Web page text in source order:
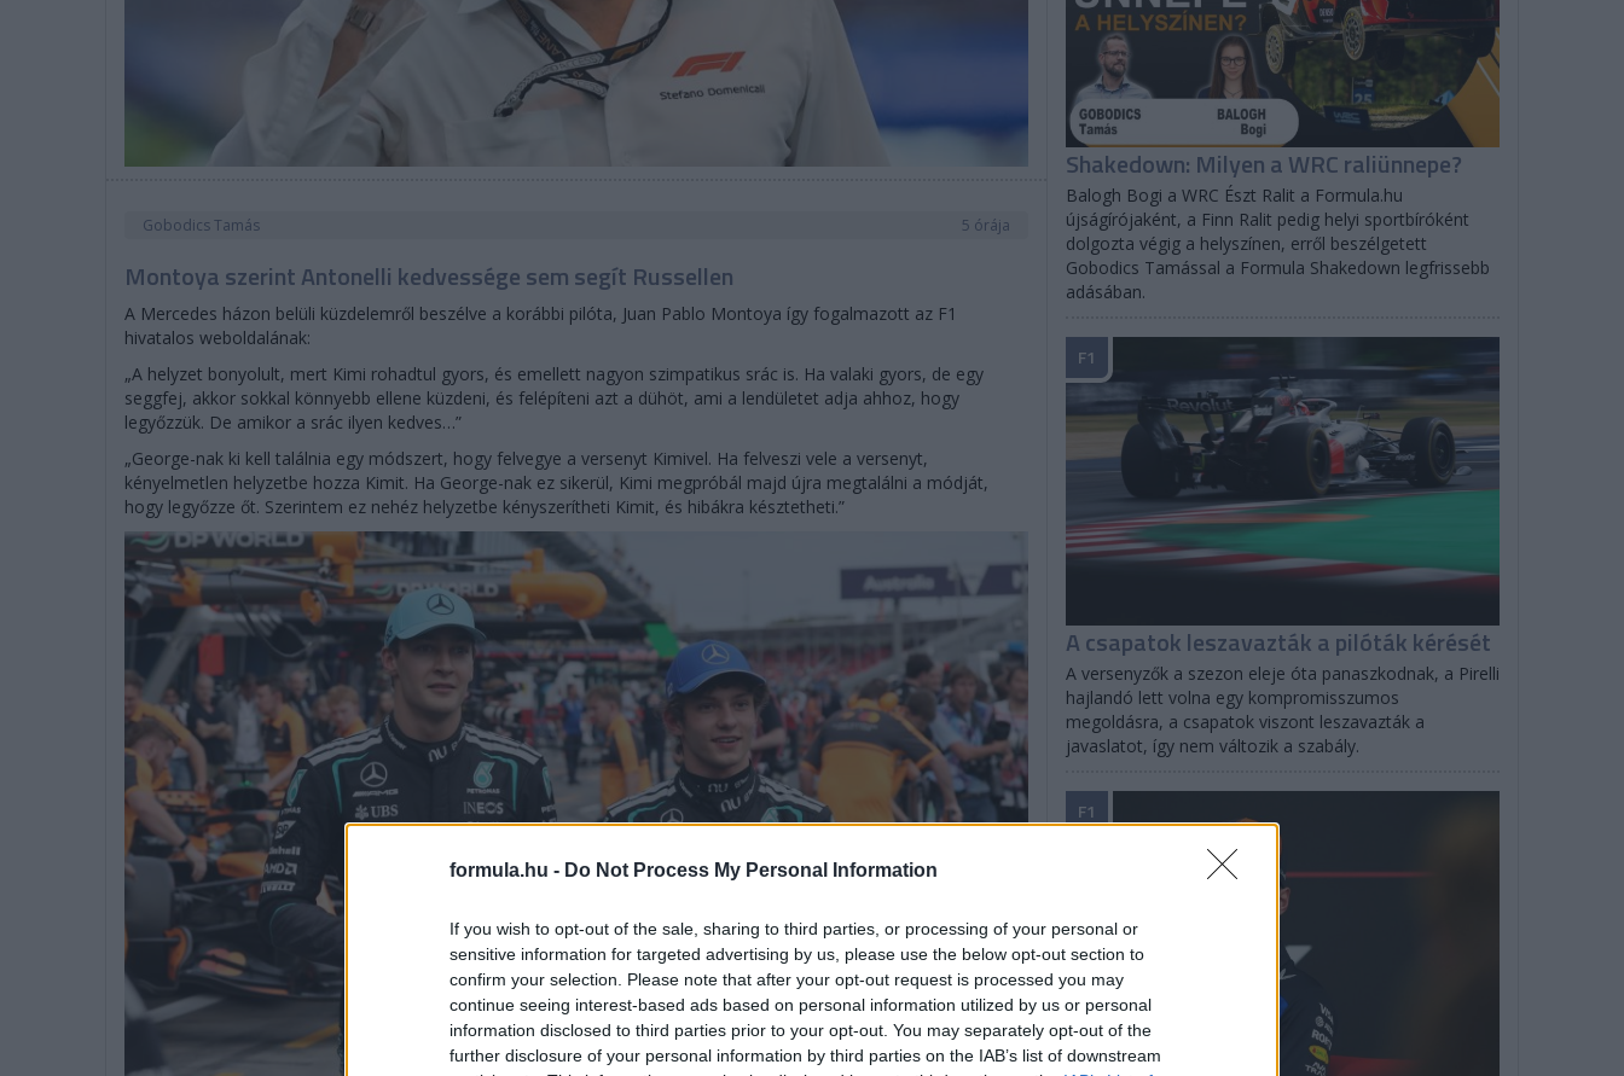
formula.hu - Do Not Process My Personal Information
If you wish to opt-out of the sale, sharing to third parties, or processing of your personal or
sensitive information for targeted advertising by us, please use the below opt-out section to
confirm your selection. Please note that after your opt-out request is processed you may
continue seeing interest-based ads based on personal information utilized by us or personal
information disclosed to third parties prior to your opt-out. You may separately opt-out of the
further disclosure of your personal information by third parties on the IAB’s list of downstream
Gobodics Tamás 5 órája
Montoya szerint Antonelli kedvessége sem segít Russellen
A Mercedes házon belüli küzdelemről beszélve a korábbi pilóta, Juan Pablo Montoya így fogalmazott az F1
hivatalos weboldalának:
„A helyzet bonyolult, mert Kimi rohadtul gyors, és emellett nagyon szimpatikus srác is. Ha valaki gyors, de egy
seggfej, akkor sokkal könnyebb ellene küzdeni, és felépíteni azt a dühöt, ami a lendületet adja ahhoz, hogy
legyőzzük. De amikor a srác ilyen kedves…”
„George-nak ki kell találnia egy módszert, hogy felvegye a versenyt Kimivel. Ha felveszi vele a versenyt,
kényelmetlen helyzetbe hozza Kimit. Ha George-nak ez sikerül, Kimi megpróbál majd újra megtalálni a módját,
hogy legyőzze őt. Szerintem ez nehéz helyzetbe kényszerítheti Kimit, és hibákra késztetheti.”
Shakedown: Milyen a WRC raliünnepe?
Balogh Bogi a WRC Észt Ralit a Formula.hu
újságírójaként, a Finn Ralit pedig helyi sportbíróként
dolgozta végig a helyszínen, erről beszélgetett
Gobodics Tamással a Formula Shakedown legfrissebb
adásában.
A csapatok leszavazták a pilóták kérését
A versenyzők a szezon eleje óta panaszkodnak, a Pirelli
hajlandó lett volna egy kompromisszumos
megoldásra, a csapatok viszont leszavazták a
javaslatot, így nem változik a szabály.
F1
F1